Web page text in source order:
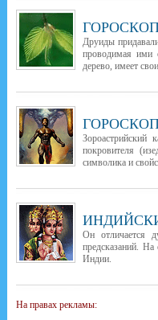
Друиды
проводимая ими
дерево, имеет
Зороастрийский
покровителя
символика и
Он отличается
предсказаний.
Индии.
На правах рекламы: